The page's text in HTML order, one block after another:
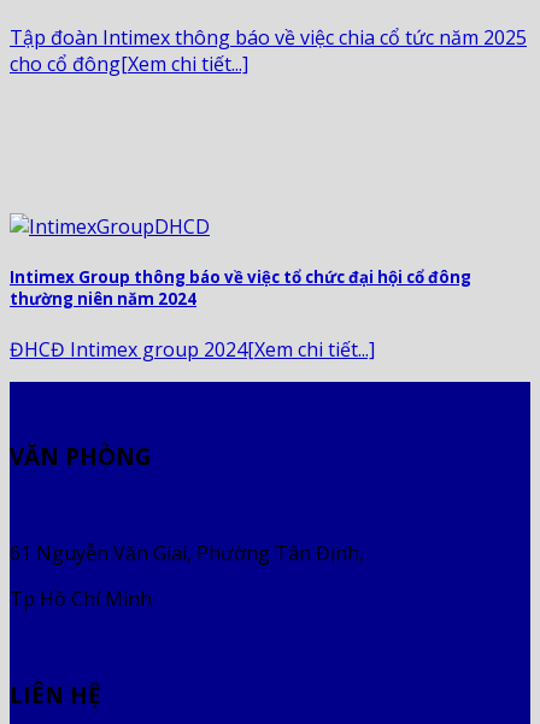
Tập đoàn Intimex thông báo về việc chia cổ tức năm 2025
cho cổ đông[Xem chi tiết...]
Intimex Group thông báo về việc tổ chức đại hội cổ đông
thường niên năm 2024
ĐHCĐ Intimex group 2024[Xem chi tiết...]
VĂN PHÒNG
61 Nguyễn Văn Giai, Phường Tân Định,
Tp Hồ Chí Minh
LIÊN HỆ